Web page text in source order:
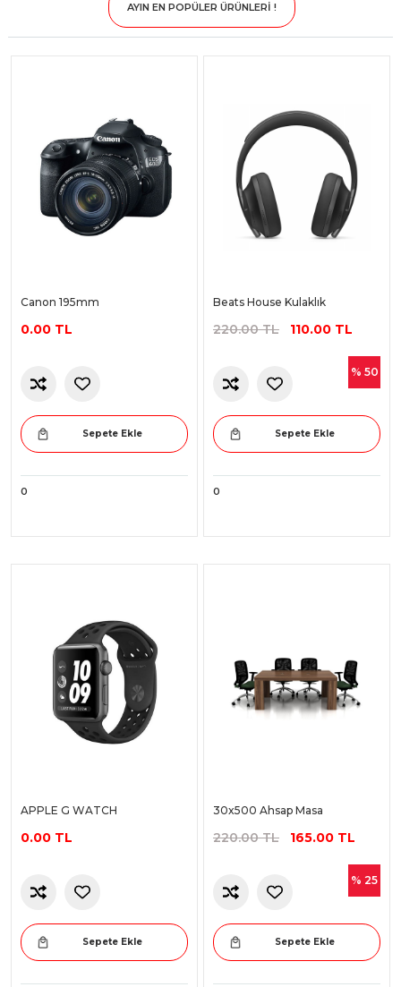
AYIN EN POPÜLER ÜRÜNLERİ !
Canon 195mm
0.00 TL
Sepete Ekle
0
Beats House Kulaklık
220.00 TL110.00 TL
% 50
Sepete Ekle
0
APPLE G WATCH
0.00 TL
Sepete Ekle
30x500 Ahsap Masa
220.00 TL165.00 TL
% 25
Sepete Ekle